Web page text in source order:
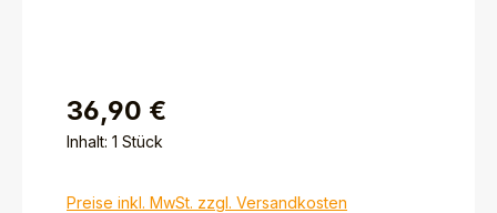
36,90 €
Inhalt: 1 Stück
Preise inkl. MwSt. zzgl. Versandkosten